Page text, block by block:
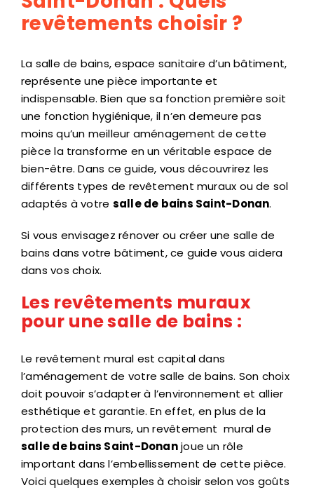
revêtements choisir ?
La salle de bains, espace sanitaire d’un bâtiment,
représente une pièce importante et
indispensable. Bien que sa fonction première soit
une fonction hygiénique, il n’en demeure pas
moins qu’un meilleur aménagement de cette
pièce la transforme en un véritable espace de
bien-être. Dans ce guide, vous découvrirez les
différents types de revêtement muraux ou de sol
adaptés à votre salle de bains Saint-Donan.
Si vous envisagez rénover ou créer une salle de
bains dans votre bâtiment, ce guide vous aidera
dans vos choix.
Les revêtements muraux
pour une salle de bains :
Le revêtement mural est capital dans
l’aménagement de votre salle de bains. Son choix
doit pouvoir s’adapter à l’environnement et allier
esthétique et garantie. En effet, en plus de la
protection des murs, un revêtement mural de
salle de bains Saint-Donanjoue un rôle
important dans l’embellissement de cette pièce.
Voici quelques exemples à choisir selon vos goûts